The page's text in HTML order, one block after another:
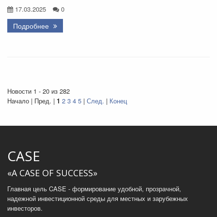
17.03.2025 0
Подробнее
Новости 1 - 20 из 282
Начало | Пред. | 1 2 3 4 5 | След. | Конец
CASE
«A CASE OF SUCCESS»
Главная цель CASE - формирование удобной, прозрачной,
надежной инвестиционной среды для местных и зарубежных
инвесторов.